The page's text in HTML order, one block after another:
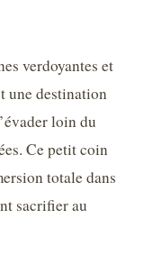
verdoyantes et
une destination
loin du
Ce petit coin
totale dans
sacrifier au